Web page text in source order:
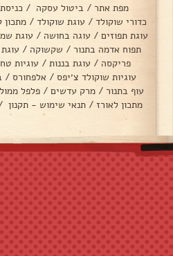
מפת אתר / ביטול עסקה /
כדורי שוקולד / עוגת שוקולד / מתכון
עוגת תפוזים / עוגה בחושה / עוגת
תפוח אדמה בתנור / שקשוקה /
פריקסה / עוגת בננות / עוגיות
עוגיות שוקולד צ׳יפס / אלפחורס /
עוף בתנור / מרק עדשים / פלפל
מתכון לאורז / תנאי שימוש - תקנון